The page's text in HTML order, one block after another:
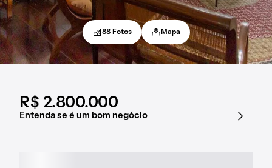
R$ 2.800.000
Entenda se é um bom negócio
88 Fotos Mapa